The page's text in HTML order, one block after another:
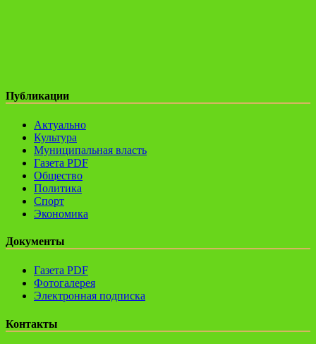
Публикации
Актуально
Культура
Муниципальная власть
Газета PDF
Общество
Политика
Спорт
Экономика
Документы
Газета PDF
Фотогалерея
Электронная подписка
Контакты